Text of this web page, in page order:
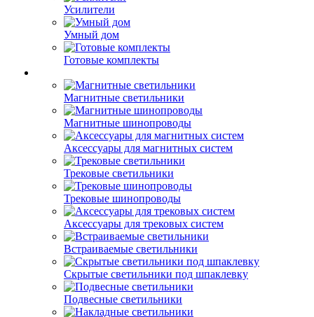
Усилители
Умный дом
Готовые комплекты
Магнитные светильники
Магнитные шинопроводы
Аксессуары для магнитных систем
Трековые светильники
Трековые шинопроводы
Аксессуары для трековых систем
Встраиваемые светильники
Скрытые светильники под шпаклевку
Подвесные светильники